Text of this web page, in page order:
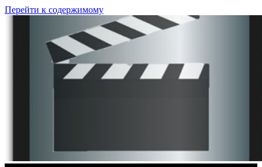
Перейти к содержимому